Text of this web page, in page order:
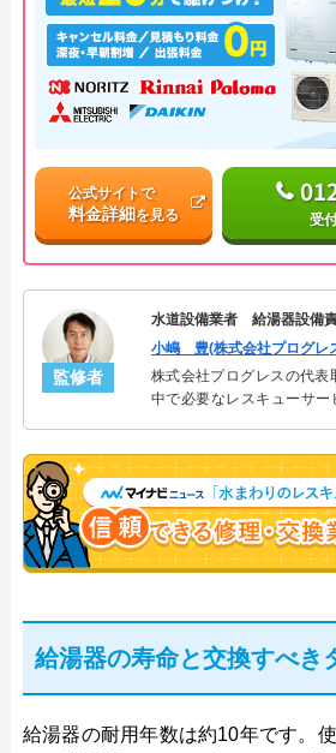
公式サイトで
料金詳細を見る 受
監修者
水道設備業者 給湯器設備
小嶋 豊(株式会社プログレ
株式会社プログレスの代
中で必要なレスキューサ
決。多くのお客様に信頼
ャリスト。
給湯器の寿命と交換すべき
給湯器の耐用年数は約10年です。